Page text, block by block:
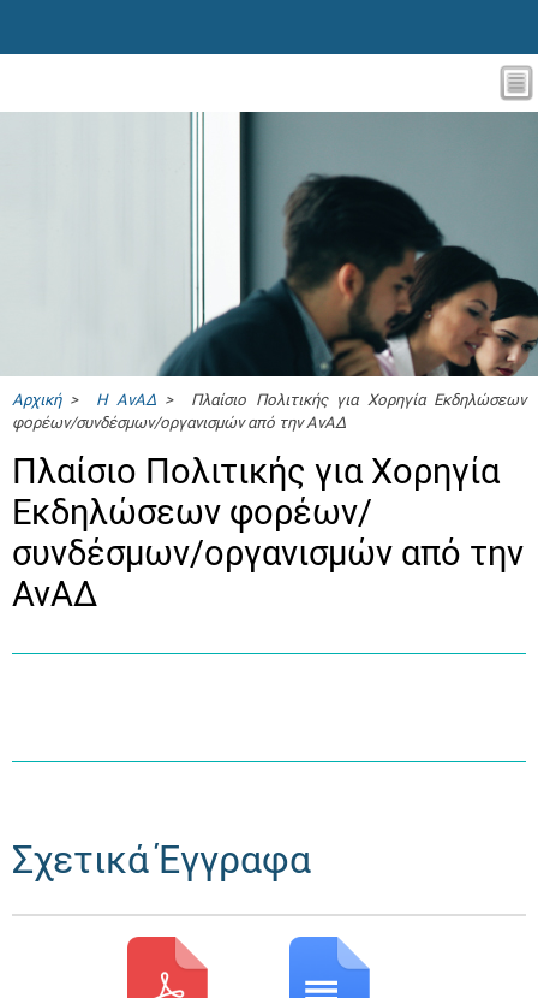
Αρχική> Η ΑνΑΔ> Πλαίσιο Πολιτικής για Χορηγία Εκδηλώσεων
φορέων/συνδέσμων/οργανισμών από την ΑνΑΔ
Πλαίσιο Πολιτικής για Χορηγία
Εκδηλώσεων φορέων/
συνδέσμων/οργανισμών από την
ΑνΑΔ
Σχετικά Έγγραφα